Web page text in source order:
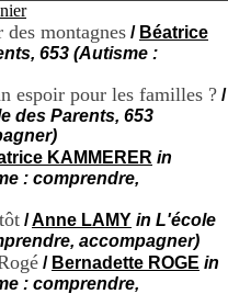
des montagnes / Béatrice
653 (Autisme :
espoir pour les familles ? /
des Parents, 653
KAMMERER in
: comprendre,
/Anne LAMY in L'école
accompagner)
/ Bernadette ROGE in
: comprendre,